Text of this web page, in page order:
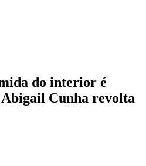
do interior é
Cunha revolta